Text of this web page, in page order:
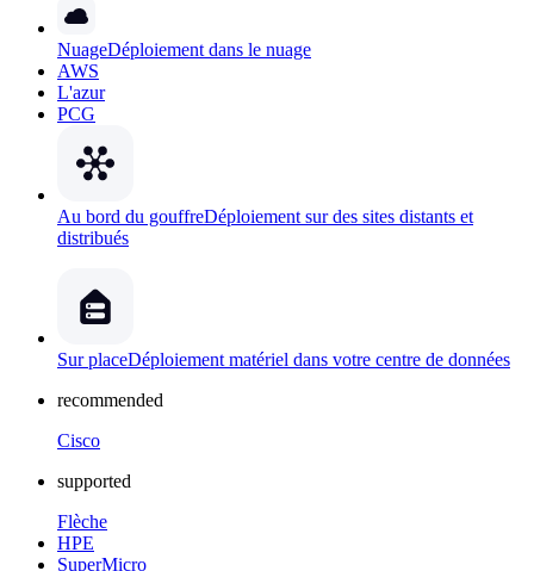
NuageDéploiement dans le nuage
AWS
L'azur
PCG
Au bord du gouffreDéploiement sur des sites distants et
distribués
Sur placeDéploiement matériel dans votre centre de données
recommended
Cisco
supported
Flèche
HPE
SuperMicro